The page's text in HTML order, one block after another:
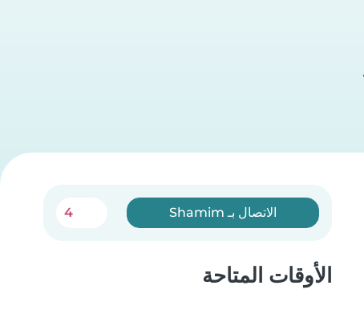
الاتصال بـ Shamim 4
الأوقات المتاحة